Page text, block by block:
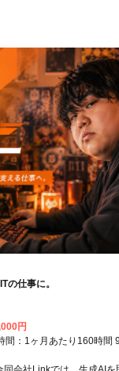
の仕事に。
円
間：1ヶ月あたり160時間